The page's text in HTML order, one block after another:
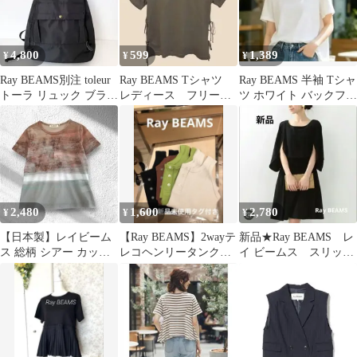
¥4,800
Ray BEAMS別注 toleur
トーラ リュック ブラッ
ク 軽量 A4収納
¥599
Ray BEAMS Tシャツ
レディース フリーサ
イズ
¥1,389
Ray BEAMS 半袖 Tシャ
ツ ホワイト バックフレ
ア
¥2,480
【日本製】レイビーム
ス 総柄 シアー カット
ソー Tシャツ シースル
ー 透け感
¥ 1,600
【Ray BEAMS】2wayテ
レコヘンリータンクト
ップ 新品未使用タグ付
¥2,780
新品★Ray BEAMS レ
イ ビームス スリット